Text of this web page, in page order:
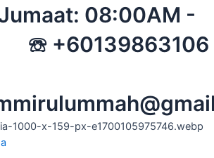
08:00AM -
+60139863106